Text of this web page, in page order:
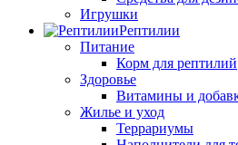
Игрушки
Рептилии
Питание
Корм для рептилий
Здоровье
Витамины и
Жилье и уход
Террариумы